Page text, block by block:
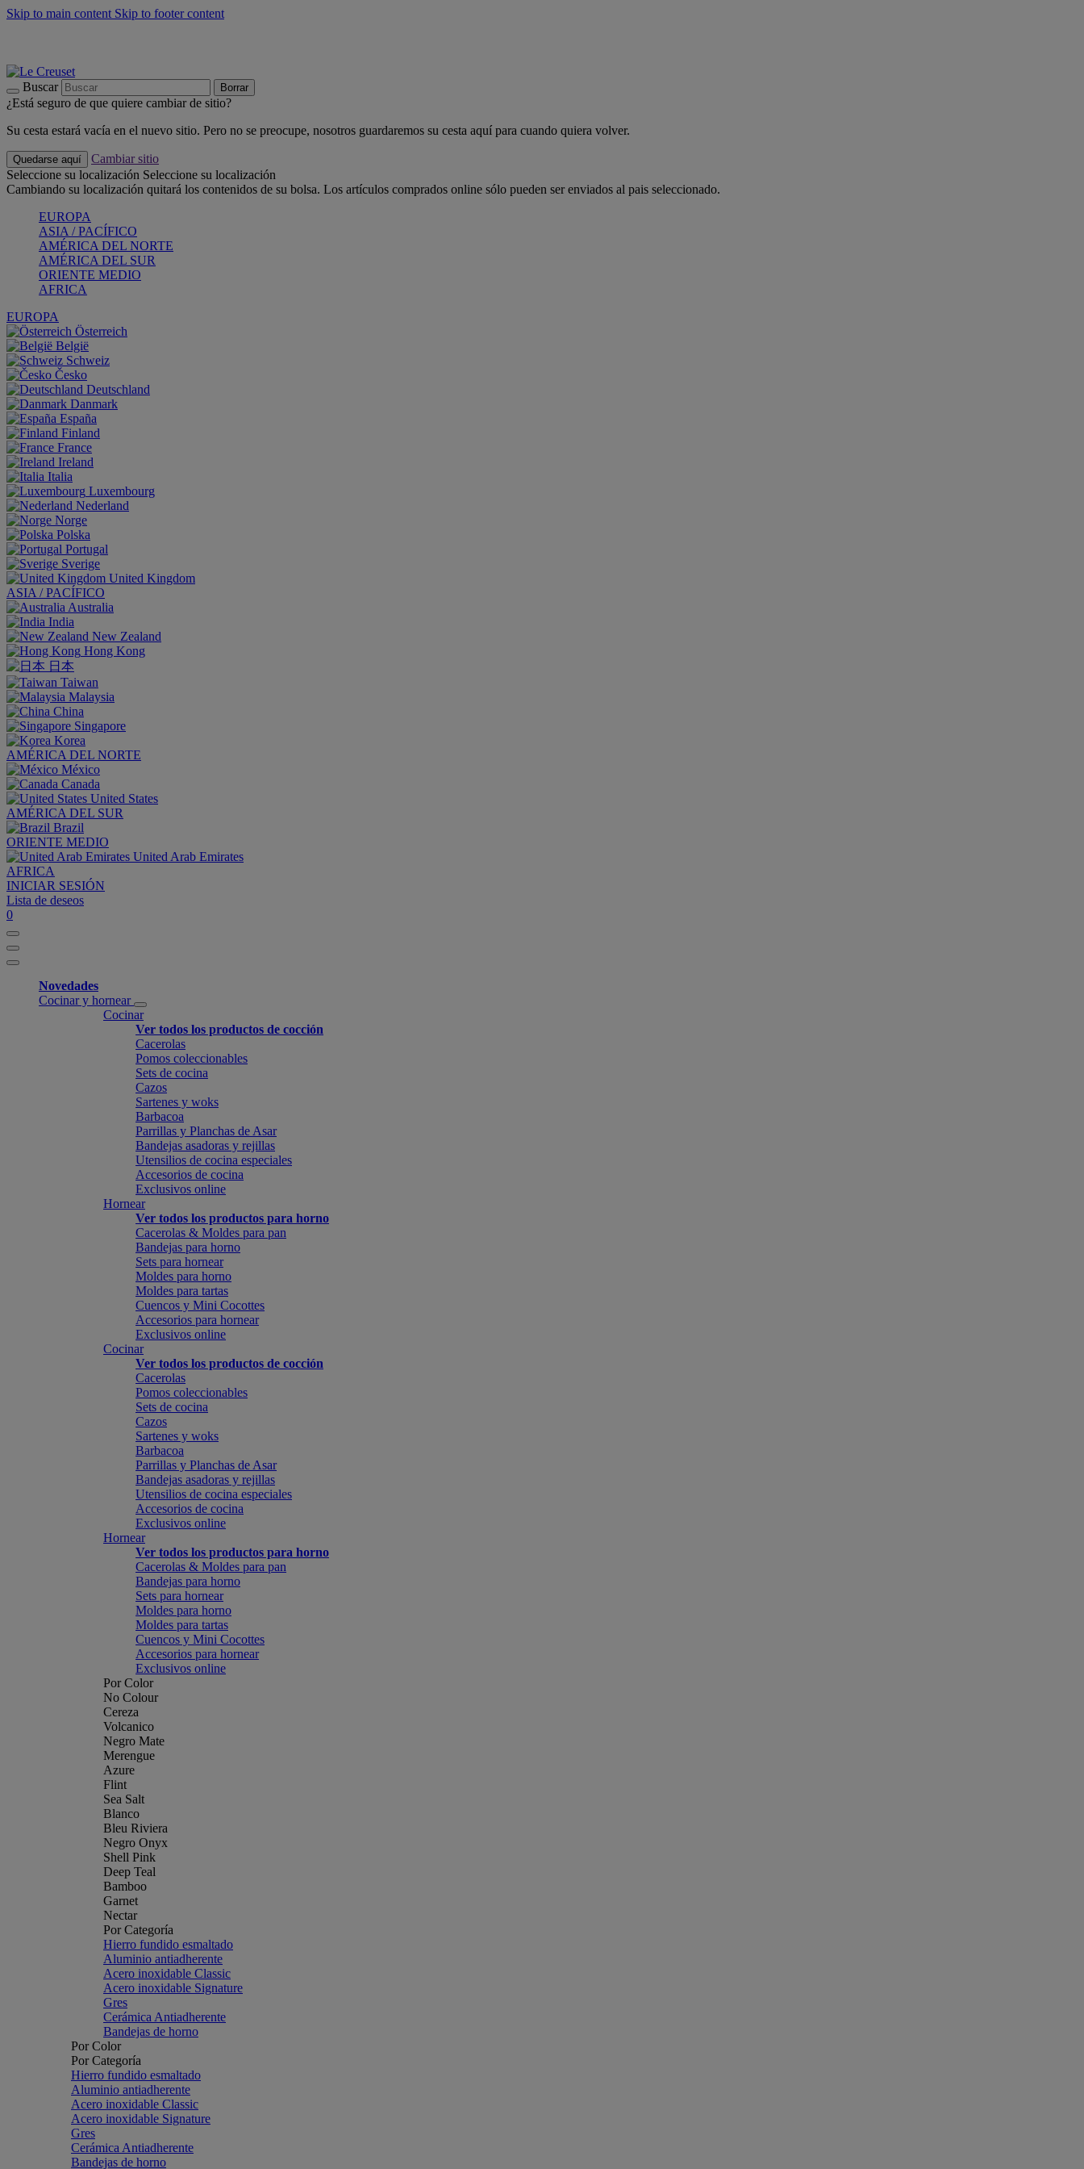
Skip to main content Skip to footer content
Buscar Borrar
¿Está seguro de que quiere cambiar de sitio?
Su cesta estará vacía en el nuevo sitio. Pero no se preocupe, nosotros guardaremos su cesta aquí para cuando quiera volver.
Quedarse aquí
Cambiar sitio
Seleccione su localización Seleccione su localización
Cambiando su localización quitará los contenidos de su bolsa. Los artículos comprados online sólo pueden ser enviados al pais seleccionado.
EUROPA
ASIA / PACÍFICO
AMÉRICA DEL NORTE
AMÉRICA DEL SUR
ORIENTE MEDIO
AFRICA
EUROPA
Österreich
België
Schweiz
Česko
Deutschland
Danmark
España
Finland
France
Ireland
Italia
Luxembourg
Nederland
Norge
Polska
Portugal
Sverige
United Kingdom
ASIA / PACÍFICO
Australia
India
New Zealand
Hong Kong
日本
Taiwan
Malaysia
China
Singapore
Korea
AMÉRICA DEL NORTE
México
Canada
United States
AMÉRICA DEL SUR
Brazil
ORIENTE MEDIO
United Arab Emirates
AFRICA
INICIAR SESIÓN
Lista de deseos
0
Novedades
Cocinar y hornear
Cocinar
Ver todos los productos de cocción
Cacerolas
Pomos coleccionables
Sets de cocina
Cazos
Sartenes y woks
Barbacoa
Parrillas y Planchas de Asar
Bandejas asadoras y rejillas
Utensilios de cocina especiales
Accesorios de cocina
Exclusivos online
Hornear
Ver todos los productos para horno
Cacerolas & Moldes para pan
Bandejas para horno
Sets para hornear
Moldes para horno
Moldes para tartas
Cuencos y Mini Cocottes
Accesorios para hornear
Exclusivos online
Cocinar
Ver todos los productos de cocción
Cacerolas
Pomos coleccionables
Sets de cocina
Cazos
Sartenes y woks
Barbacoa
Parrillas y Planchas de Asar
Bandejas asadoras y rejillas
Utensilios de cocina especiales
Accesorios de cocina
Exclusivos online
Hornear
Ver todos los productos para horno
Cacerolas & Moldes para pan
Bandejas para horno
Sets para hornear
Moldes para horno
Moldes para tartas
Cuencos y Mini Cocottes
Accesorios para hornear
Exclusivos online
Por Color
No Colour
Cereza
Volcanico
Negro Mate
Merengue
Azure
Flint
Sea Salt
Blanco
Bleu Riviera
Negro Onyx
Shell Pink
Deep Teal
Bamboo
Garnet
Nectar
Por Categoría
Hierro fundido esmaltado
Aluminio antiadherente
Acero inoxidable Classic
Acero inoxidable Signature
Gres
Cerámica Antiadherente
Bandejas de horno
Por Color
Por Categoría
Hierro fundido esmaltado
Aluminio antiadherente
Acero inoxidable Classic
Acero inoxidable Signature
Gres
Cerámica Antiadherente
Bandejas de horno